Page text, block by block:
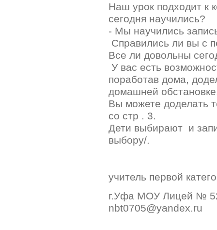
Наш урок подходит к
сегодня научились?
- Мы научились
Справились ли вы с
Все ли довольны
У вас есть
поработав дома,
домашней
Вы можете доделать
со стр . 3.
Дети выбирают и
выбору/.
учитель первой
г.Уфа МОУ Лицей №
nbt0705@yandex.ru